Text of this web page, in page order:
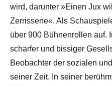
wird, darunter »Einen Jux
Zerrissene«. Als
über 900 Bühnenrollen auf.
scharfer und bissiger
Beobachter der sozialen
seiner Zeit. In seiner